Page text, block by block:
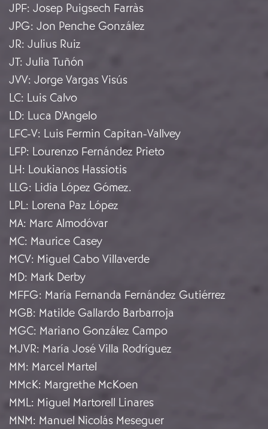
JPF: Josep Puigsech Farràs
JPG: Jon Penche González
JR: Julius Ruiz
JT: Julia Tuñón
JVV: Jorge Vargas Visús
LC: Luis Calvo
LD: Luca D'Angelo
LFC-V: Luis Fermin Capitan-Vallvey
LFP: Lourenzo Fernández Prieto
LH: Loukianos Hassiotis
LLG: Lidia López Gómez.
LPL: Lorena Paz López
MA: Marc Almodóvar
MC: Maurice Casey
MCV: Miguel Cabo Villaverde
MD: Mark Derby
MFFG: María Fernanda Fernández Gutiérrez
MGB: Matilde Gallardo Barbarroja
MGC: Mariano González Campo
MJVR: María José Villa Rodríguez
MM: Marcel Martel
MMcK: Margrethe McKoen
MML: Miguel Martorell Linares
MNM: Manuel Nicolás Meseguer